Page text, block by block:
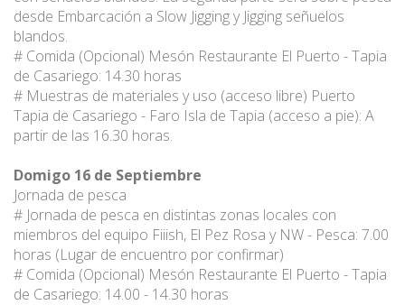
desde Embarcación a Slow Jigging y Jigging señuelos
blandos.
# Comida (Opcional) Mesón Restaurante El Puerto - Tapia
de Casariego: 14.30 horas
# Muestras de materiales y uso (acceso libre) Puerto
Tapia de Casariego - Faro Isla de Tapia (acceso a pie): A
partir de las 16.30 horas.
Domigo 16 de Septiembre
Jornada de pesca
# Jornada de pesca en distintas zonas locales con
miembros del equipo Fiiish, El Pez Rosa y NW - Pesca: 7.00
horas (Lugar de encuentro por confirmar)
# Comida (Opcional) Mesón Restaurante El Puerto - Tapia
de Casariego: 14.00 - 14.30 horas